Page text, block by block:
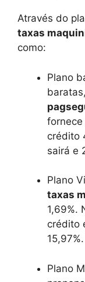
Através do
taxas
como:
Plano
crédito
sairá e
Plano
taxas
1,69%.
crédito
Plano